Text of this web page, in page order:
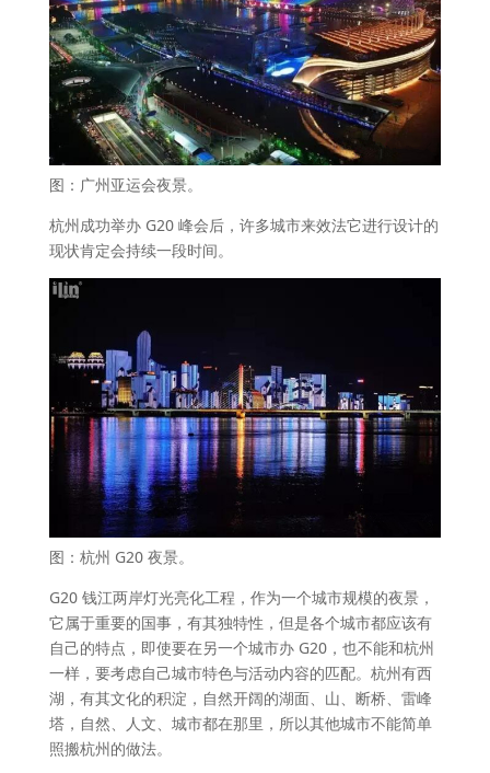
图：广州亚运会夜景。
杭州成功举办 G20 峰会后，许多城市来效法它进行设计的
现状肯定会持续一段时间。
图：杭州 G20 夜景。
G20 钱江两岸灯光亮化工程，作为一个城市规模的夜景，
它属于重要的国事，有其独特性，但是各个城市都应该有
自己的特点，即使要在另一个城市办 G20，也不能和杭州
一样，要考虑自己城市特色与活动内容的匹配。杭州有西
湖，有其文化的积淀，自然开阔的湖面、山、断桥、雷峰
塔，自然、人文、城市都在那里，所以其他城市不能简单
照搬杭州的做法。